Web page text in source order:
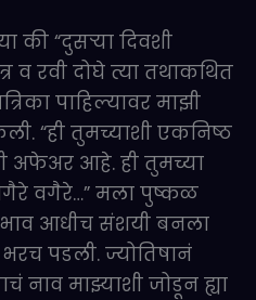
की “दुसऱ्या दिवशी
व रवी दोघे त्या तथाकथित
पाहिल्यावर माझी
“ही तुमच्याशी एकनिष्ठ
अफेअर आहे. ही तुमच्या
वगैरे…” मला पुष्कळ
आधीच संशयी बनला
पडली. ज्योतिषानं
नाव माझ्याशी जोडून ह्या